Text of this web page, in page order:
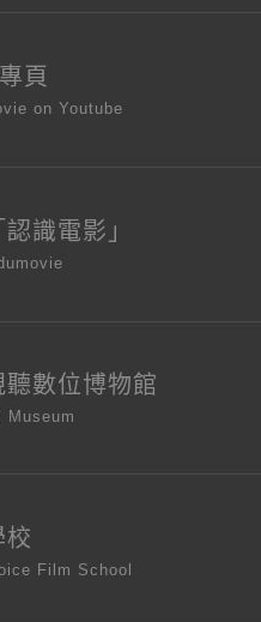
頁
on Youtube
識電影」
聽數位博物館
Museum
校
Film School